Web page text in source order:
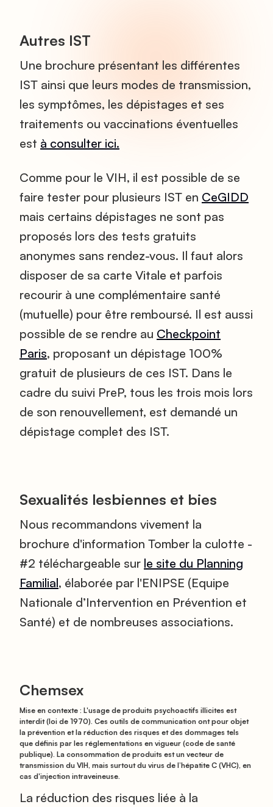
Autres IST
Une brochure présentant les différentes
IST ainsi que leurs modes de transmission,
les symptômes, les dépistages et ses
traitements ou vaccinations éventuelles
est à consulter ici.
Comme pour le VIH, il est possible de se
faire tester pour plusieurs IST en CeGIDD
mais certains dépistages ne sont pas
proposés lors des tests gratuits
anonymes sans rendez-vous. Il faut alors
disposer de sa carte Vitale et parfois
recourir à une complémentaire santé
(mutuelle) pour être remboursé. Il est aussi
possible de se rendre au Checkpoint
Paris, proposant un dépistage 100%
gratuit de plusieurs de ces IST. Dans le
cadre du suivi PreP, tous les trois mois lors
de son renouvellement, est demandé un
dépistage complet des IST.
Sexualités lesbiennes et bies
Nous recommandons vivement la
brochure d'information Tomber la culotte -
#2 téléchargeable sur le site du Planning
Familial, élaborée par l'ENIPSE (Equipe
Nationale d’Intervention en Prévention et
Santé) et de nombreuses associations.
Chemsex
Mise en contexte : L'usage de produits psychoactifs illicites est
interdit (loi de 1970). Ces outils de communication ont pour objet
la prévention et la réduction des risques et des dommages tels
que définis par les réglementations en vigueur (code de santé
publique). La consommation de produits est un vecteur de
transmission du VIH, mais surtout du virus de l’hépatite C (VHC), en
cas d'injection intraveineuse.
La réduction des risques liée à la